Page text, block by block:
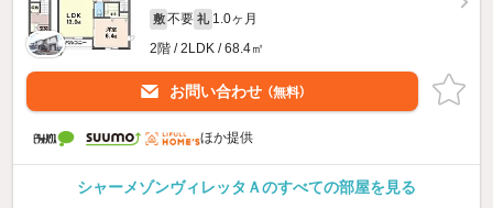
敷 不要 礼 1.0ヶ月
2階 / 2LDK / 68.4㎡
お問い合わせ （無料）
ほか提供
シャーメゾンヴィレッタＡのすべての部屋を見る